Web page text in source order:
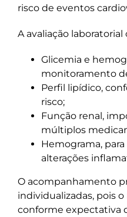
risco de eventos
A avaliação
Glicemia e
monitoramento
Perfil lipídico,
risco;
Função renal,
múltiplos
Hemograma,
alterações
O acompanhamento
individualizadas, pois
conforme expectativa